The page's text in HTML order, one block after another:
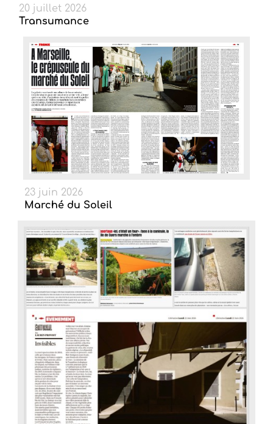
20 juillet 2026
Transumance
23 juin 2026
Marché du Soleil